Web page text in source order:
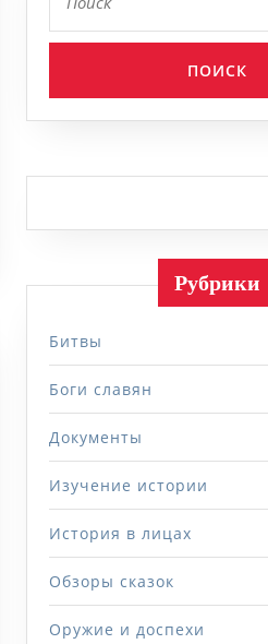
Рубрики
Битвы
Боги славян
Документы
Изучение истории
История в лицах
Обзоры сказок
Оружие и доспехи